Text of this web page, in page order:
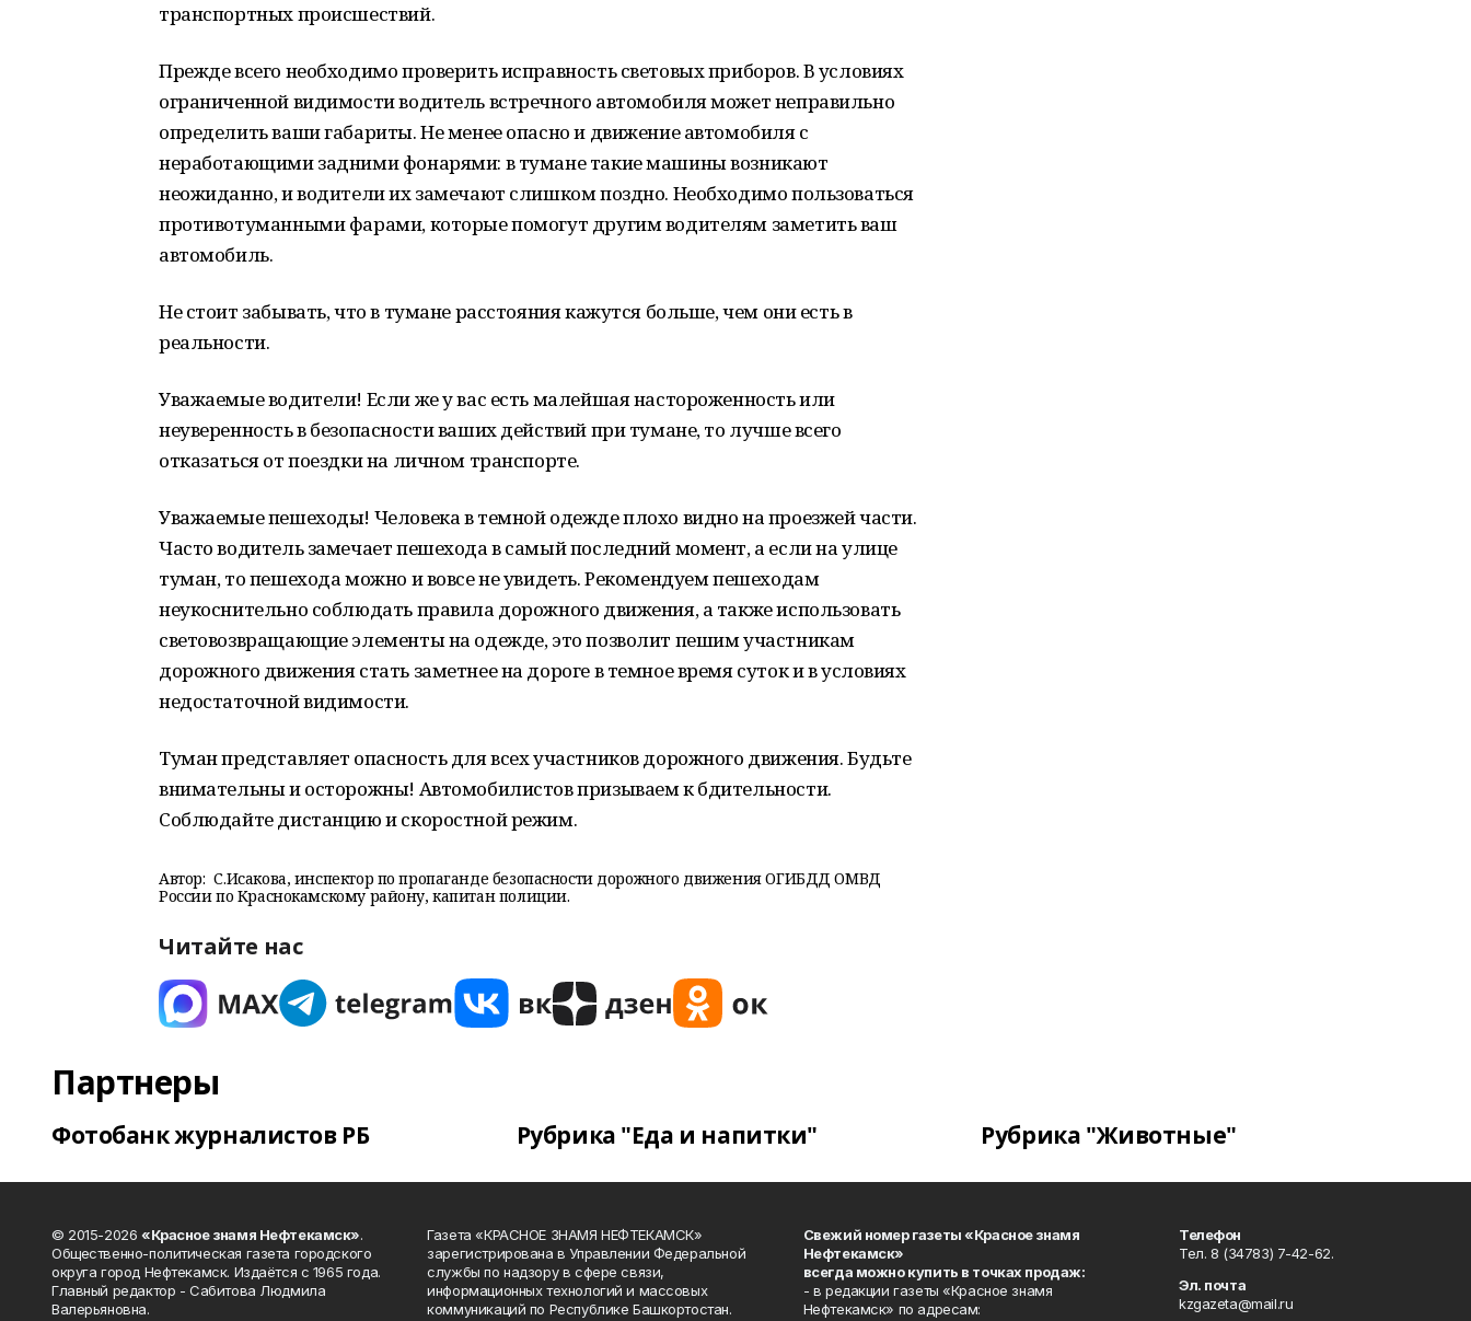
транспортных происшествий.
Прежде всего необходимо проверить исправность световых приборов. В условиях
ограниченной видимости водитель встречного автомобиля может неправильно
определить ваши габариты. Не менее опасно и движение автомобиля с
неработающими задними фонарями: в тумане такие машины возникают
неожиданно, и водители их замечают слишком поздно. Необходимо пользоваться
противотуманными фарами, которые помогут другим водителям заметить ваш
автомобиль.
Не стоит забывать, что в тумане расстояния кажутся больше, чем они есть в
реальности.
Уважаемые водители! Если же у вас есть малейшая настороженность или
неуверенность в безопасности ваших действий при тумане, то лучше всего
отказаться от поездки на личном транспорте.
Уважаемые пешеходы! Человека в темной одежде плохо видно на проезжей части.
Часто водитель замечает пешехода в самый последний момент, а если на улице
туман, то пешехода можно и вовсе не увидеть. Рекомендуем пешеходам
неукоснительно соблюдать правила дорожного движения, а также использовать
световозвращающие элементы на одежде, это позволит пешим участникам
дорожного движения стать заметнее на дороге в темное время суток и в условиях
недостаточной видимости.
Туман представляет опасность для всех участников дорожного движения. Будьте
внимательны и осторожны! Автомобилистов призываем к бдительности.
Соблюдайте дистанцию и скоростной режим.
Автор: С.Исакова, инспектор по пропаганде безопасности дорожного движения ОГИБДД ОМВД
России по Краснокамскому району, капитан полиции.
Читайте нас
Партнеры
Фотобанк журналистов РБ Рубрика "Еда и напитки" Рубрика "Животные"
© 2015-2026 «Красное знамя Нефтекамск».
Общественно-политическая газета городского
округа город Нефтекамск. Издаётся с 1965 года.
Главный редактор - Сабитова Людмила
Валерьяновна.
Газета «КРАСНОЕ ЗНАМЯ НЕФТЕКАМСК»
зарегистрирована в Управлении Федеральной
службы по надзору в сфере связи,
информационных технологий и массовых
коммуникаций по Республике Башкортостан.
Свежий номер газеты «Красное знамя
Нефтекамск»
всегда можно купить в точках продаж:
- в редакции газеты «Красное знамя
Нефтекамск» по адресам:
Телефон
Тел. 8 (34783) 7-42-62.
Эл. почта
kzgazeta@mail.ru